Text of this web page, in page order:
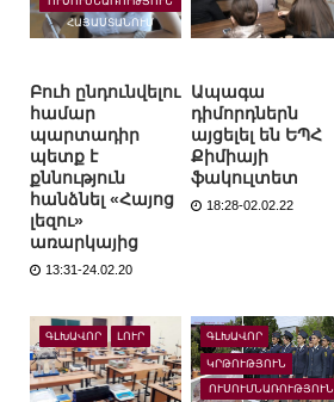
ՀԱՅԱՍՏԱՆՈՒՄ
Բուհ ընդունվելու
համար
պարտադիր
պետք է
քննություն
հանձնել «Հայոց
լեզու»
առարկայից
13:31-24.02.20
Ապագա
դիմորդներն
այցելել են ԵՊՀ
Քիմիայի
ֆակուլտետ
18:28-02.02.22
ԳԼԽԱՎՈՐ ԼՈՒՐ ԳԼԽԱՎՈՐ
ԿՐԹՈՒԹՅՈՒՆ
ՈՒՍՈՒՄՆԱՌՈՒԹՅՈՒՆ